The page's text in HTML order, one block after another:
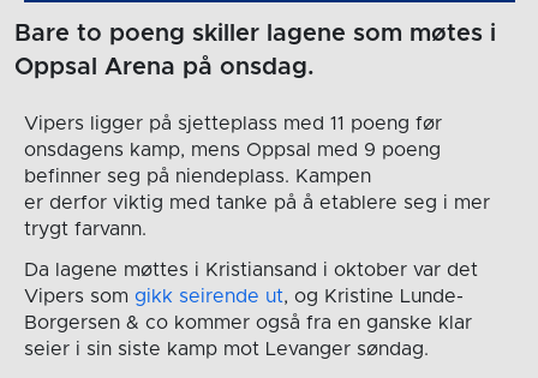
Bare to poeng skiller lagene som møtes i
Oppsal Arena på onsdag.
Vipers ligger på sjetteplass med 11 poeng før
onsdagens kamp, mens Oppsal med 9 poeng
befinner seg på niendeplass. Kampen
er derfor viktig med tanke på å etablere seg i mer
trygt farvann.
Da lagene møttes i Kristiansand i oktober var det
Vipers som gikk seirende ut, og Kristine Lunde-
Borgersen & co kommer også fra en ganske klar
seier i sin siste kamp mot Levanger søndag.